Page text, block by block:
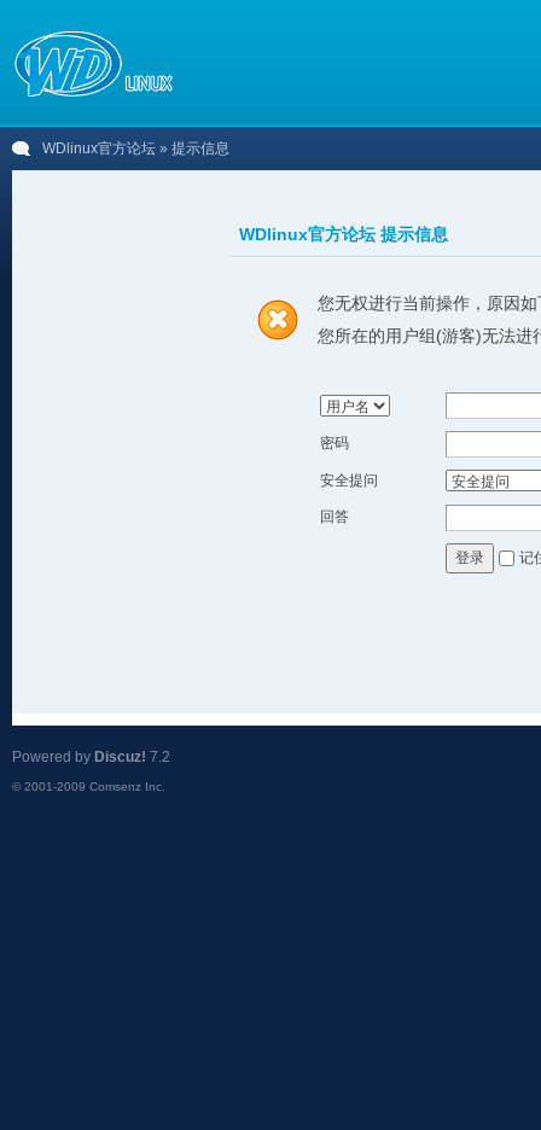
WDlinux官方论坛 » 提示信息
WDlinux官方论坛 提示信息
您无权进行当前操作，原因如
您所在的用户组(游客)无法进
密码
安全提问
回答
登录 记
Powered by Discuz! 7.2
© 2001-2009 Comsenz Inc.